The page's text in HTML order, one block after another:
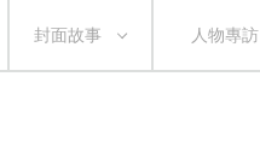
封面故事 人物專訪